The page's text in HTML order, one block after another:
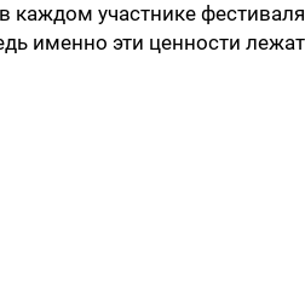
каждом участнике
именно эти ценности